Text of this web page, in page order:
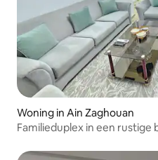
Woning in Ain Zaghouan
Familieduplex in een rustige